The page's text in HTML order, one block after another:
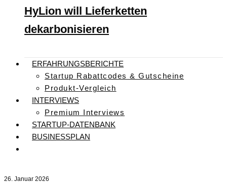
HyLion will Lieferketten
dekarbonisieren
ERFAHRUNGSBERICHTE
Startup Rabattcodes & Gutscheine
Produkt-Vergleich
INTERVIEWS
Premium Interviews
STARTUP-DATENBANK
BUSINESSPLAN
26. Januar 2026